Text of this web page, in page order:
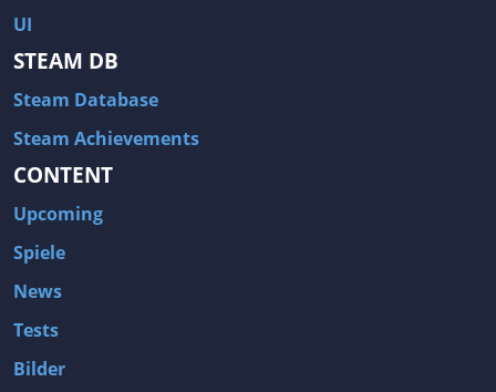
UI
STEAM DB
Steam Database
Steam Achievements
CONTENT
Upcoming
Spiele
News
Tests
Bilder